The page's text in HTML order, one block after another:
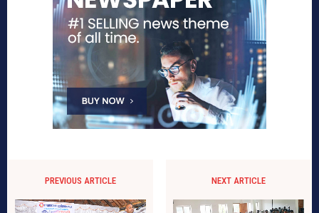
PREVIOUS ARTICLE NEXT ARTICLE